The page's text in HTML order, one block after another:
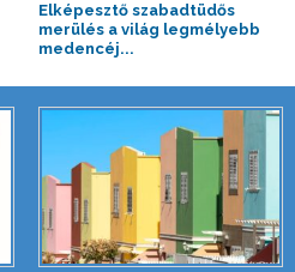
Elképesztő szabadtüdős
merülés a világ legmélyebb
medencéj...